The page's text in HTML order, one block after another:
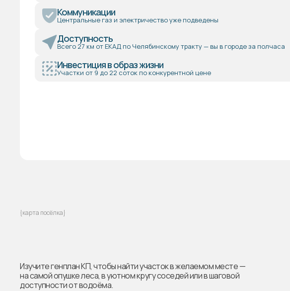
Коммуникации
Центральные газ и электричество уже подведены
Доступность
Всего 27 км от ЕКАД по Челябинскому тракту — вы в городе за полчаса
Инвестиция в образ жизни
Участки от 9 до 22 соток по конкурентной цене
{карта посёлка}
Изучите генплан КП, чтобы найти участок в желаемом месте —
на самой опушке леса, в уютном кругу соседей или в шаговой
доступности от водоёма.